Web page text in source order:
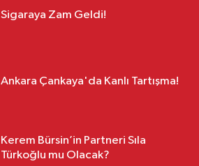
Sigaraya Zam Geldi!
Ankara Çankaya'da Kanlı Tartışma!
Kerem Bürsin’in Partneri Sıla
Türkoğlu mu Olacak?